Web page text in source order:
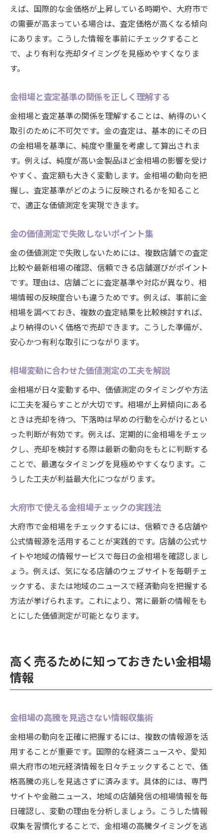
えば、国際的な金価格が上昇している時期や、大府市で
の需要が高まっている場合は、査定価格が高くなる傾向
にあります。こうした情報を事前にチェックすること
で、より有利な売却タイミングを見極めやすくなりま
す。
金相場と査定基準の関係を正しく理解する
金相場と査定基準の関係を理解することは、納得のいく
取引のために不可欠です。金の査定は、基本的にその日
の金相場を基準に、純度や重量を考慮して算出されま
す。例えば、純度が高い金製品ほど金相場の影響を受け
やすく、査定額も大きく変動します。金相場の動向を把
握し、査定基準がどのように反映されるかを知ること
で、適正な価値測定を実現できます。
金の価値測定で失敗しないポイント集
金の価値測定で失敗しないためには、複数店舗での査定
比較や最新相場の確認、信頼できる店舗選びがポイント
です。理由は、店舗ごとに査定基準や対応が異なり、相
場情報の反映度合いも違うためです。例えば、事前に金
相場を調べておき、複数の査定結果を比較検討すれば、
より納得のいく価格で売却できます。こうした準備が、
安心かつ有利な取引につながります。
相場変動に合わせた価値測定の工夫を解説
金相場が日々変動する中、価値測定のタイミングや方法
に工夫を凝らすことが大切です。相場が上昇傾向にある
ときは売却を待つ、下落時は早めの行動を心がけるとい
った判断が有効です。例えば、定期的に金相場をチェッ
クし、売却を検討する際は最新の動向をもとに判断する
ことで、最適なタイミングを見極めやすくなります。こ
うした工夫が利益最大化につながります。
大府市で使える金相場チェックの実践法
大府市で金相場をチェックするには、信頼できる店舗や
公式情報源を活用することが実践的です。店舗の公式サ
イトや地域の情報サービスで毎日の金相場を確認しまし
ょう。例えば、気になる店舗のウェブサイトを毎朝チェ
ックする、または地域のニュースで経済動向を把握する
方法が挙げられます。これにより、常に最新の情報をも
とにした価値測定が可能となります。
高く売るために知っておきたい金相場
情報
金相場の高騰を見逃さない情報収集術
金相場の動向を正確に把握するには、複数の情報源を活
用することが重要です。国際的な経済ニュースや、愛知
県大府市の地元経済情報を日々チェックすることで、価
格高騰の兆しを見逃さずに済みます。具体的には、専門
サイトや金融ニュース、地域の店舗発信の相場情報を毎
日確認し、変動の理由を分析しましょう。こうした情報
収集を習慣化することで、金相場の高騰タイミングを逃